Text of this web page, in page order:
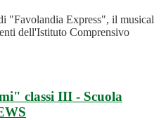
"Favolandia Express", il musical
dell'Istituto Comprensivo
classi III - Scuola